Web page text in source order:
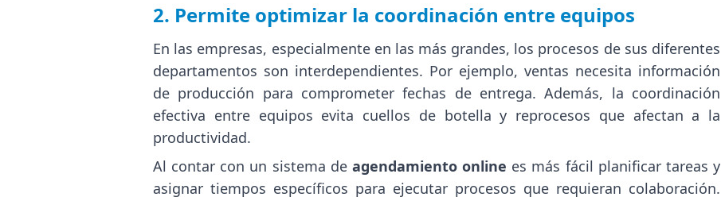
2. Permite optimizar la coordinación entre equipos
En las empresas, especialmente en las más grandes, los procesos de sus diferentes
departamentos son interdependientes. Por ejemplo, ventas necesita información
de producción para comprometer fechas de entrega. Además, la coordinación
efectiva entre equipos evita cuellos de botella y reprocesos que afectan a la
productividad.
Al contar con un sistema de agendamiento online es más fácil planificar tareas y
asignar tiempos específicos para ejecutar procesos que requieran colaboración.